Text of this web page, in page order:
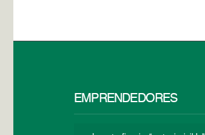
EMPRENDEDORES